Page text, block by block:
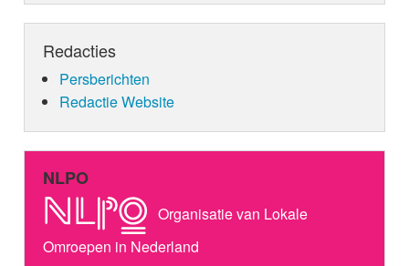
Redacties
Persberichten
Redactie Website
NLPO
Organisatie van Lokale
Omroepen in Nederland